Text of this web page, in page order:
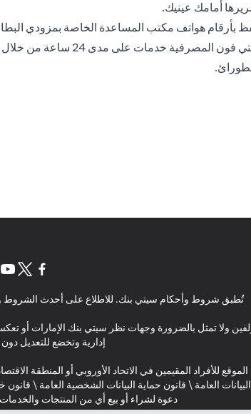
أمامك عينيك.
بأرقام هواتف مكتب المساعدة الخاصة بمزودي
تُطبق شروط وأحكام سيتي بنك. للاطلاع على أحدث الشروط
ولا تمثل بالضرورة وجهات نظر سيتي بنك الإمارات أو
إدارية وتخضع للتعديل
للأفراد المقيمين في الاتحاد الأوروبي أو المنطقة
العامة \ قانون حماية البيانات الشخصية العامة \
دعوة لشراء أو بيع أي من المنتجات والخدمات